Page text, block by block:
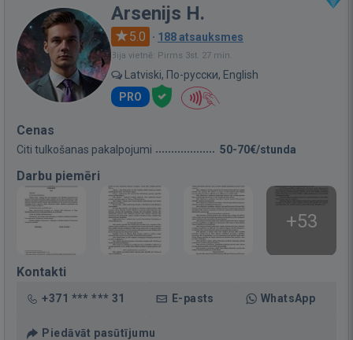
Arsenijs H.
5.0 · 188 atsauksmes
Bija vietnē: Pirms 3st. 27 min.
Latviski, По-русски, English
PRO
Cenas
Citi tulkošanas pakalpojumi 50-70€/stunda
Darbu piemēri
+53
Kontakti
+371 *** *** 31 E-pasts WhatsApp
Piedāvāt pasūtījumu